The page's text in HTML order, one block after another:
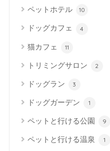
ペットホテル 10
ドッグカフェ 4
猫カフェ 11
トリミングサロン 2
ドッグラン 3
ドッグガーデン 1
ペットと行ける公園 9
ペットと行ける温泉 1